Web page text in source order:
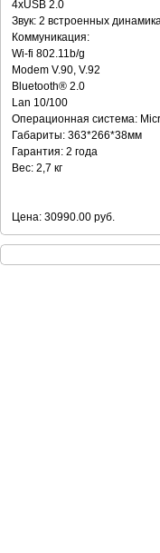
4хUSB 2.0
Звук: 2 встроенных
Коммуникация:
Wi-fi 802.11b/g
Modem V.90, V.92
Bluetooth® 2.0
Lan 10/100
Операционная система:
Габариты: 363*266*38мм
Гарантия: 2 года
Вес: 2,7 кг
Цена: 30990.00 руб.